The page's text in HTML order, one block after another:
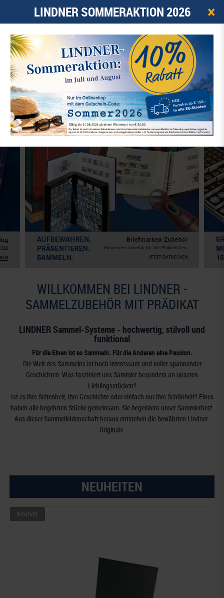
0ARTIKEL -0,00 €
☰
WILLKOMMEN BEI LINDNER -
SAMMELZUBEHÖR MIT PRÄDIKAT
LINDNER Sammel-Systeme - hochwertig, stilvoll und
funktional
Für die Einen ist es Sammeln. Für die Anderen eine Passion.
Die Welt des Sammelns ist hoch interessant und voller spannender
Geschichten. Was fasziniert uns Sammler besonders an unseren
Lieblingsstücken?
Ist es ihre Seltenheit, ihre Geschichte oder einfach nur ihre Schönheit? Eines
haben alle begehrten Stücke gemeinsam. Sie begeistern unser Sammlerherz.
Aus dieser Sammelleidenschaft heraus entstehen die bewährten Lindner-
Originale.
NEUHEITEN
Neuheit
LINDNER SOMMERAKTION 2026 ×